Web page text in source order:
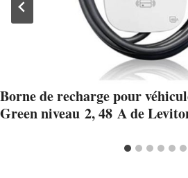
Borne de recharge pour
Green niveau 2, 48 A de